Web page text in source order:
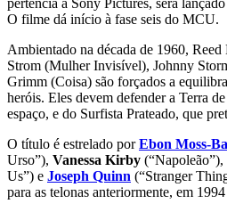
O filme dá início à fase seis do MCU.
Ambientado na década de 1960,
Strom (Mulher Invisível), Johnny
Grimm (Coisa) são forçados a
heróis. Eles devem defender a Terra
espaço, e do Surfista Prateado, que
O título é estrelado porEbon Moss-
Urso”), Vanessa Kirby (“Napoleão”),
Us”) e Joseph Quinn (“Stranger
para as telonas anteriormente, em